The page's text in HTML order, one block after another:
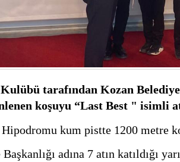
tarafından Kozan Belediye
koşuyu “Last Best " isimli
Hipodromu kum pistte 1200 metre
adına 7 atın katıldığı